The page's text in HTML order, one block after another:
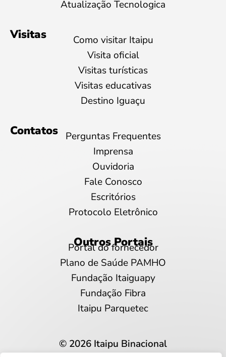
Atualização Tecnologica
Visitas
Como visitar Itaipu
Visita oficial
Visitas turísticas
Visitas educativas
Destino Iguaçu
Contatos
Perguntas Frequentes
Imprensa
Ouvidoria
Fale Conosco
Escritórios
Protocolo Eletrônico
Outros Portais
Portal do fornecedor
Plano de Saúde PAMHO
Fundação Itaiguapy
Fundação Fibra
Itaipu Parquetec
© 2026 Itaipu Binacional